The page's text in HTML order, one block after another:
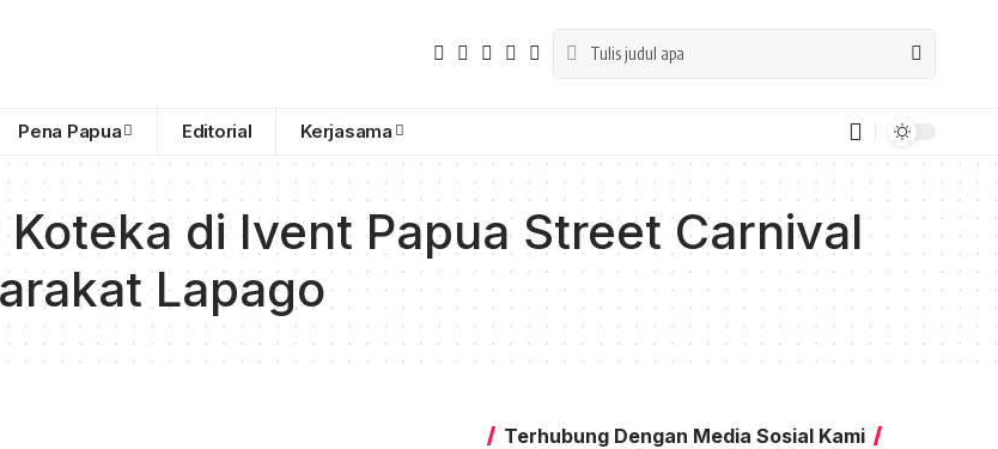
Pena Papua Editorial Kerjasama
di Ivent Papua Street Carnival
Lapago
Terhubung Dengan Media Sosial Kami